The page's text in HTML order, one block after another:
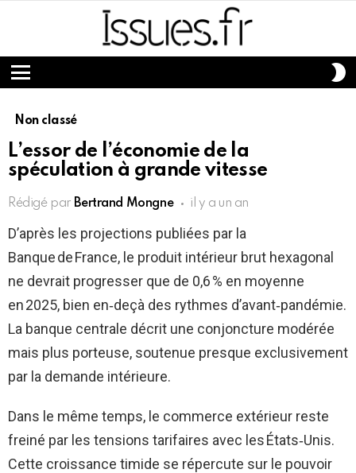
Menu
Non classé
L’essor de l’économie de la
spéculation à grande vitesse
Rédigé par Bertrand Mongne il y a un an
D’après les projections publiées par la
Banque de France, le produit intérieur brut hexagonal
ne devrait progresser que de 0,6 % en moyenne
en 2025, bien en‑deçà des rythmes d’avant‑pandémie.
La banque centrale décrit une conjoncture modérée
mais plus porteuse, soutenue presque exclusivement
par la demande intérieure.
Dans le même temps, le commerce extérieur reste
freiné par les tensions tarifaires avec les États‑Unis.
Cette croissance timide se répercute sur le pouvoir